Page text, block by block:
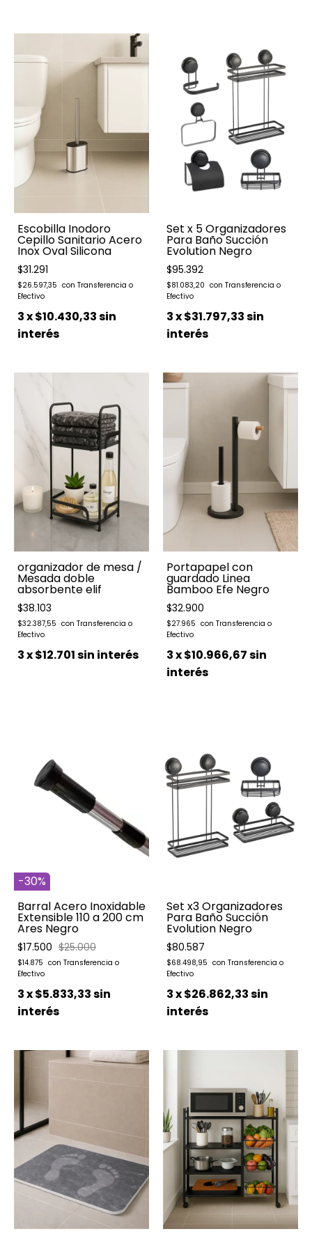
Escobilla Inodoro
Cepillo Sanitario Acero
Inox Oval Silicona
$31.291
$26.597,35
3x$10.430,33sin
interés
Set x 5 Organizadores
Para Baño Succión
Evolution Negro
$95.392
$81.083,20
3x$31.797,33sin
interés
organizador de mesa /
Mesada doble
absorbente elif
$38.103
$32.387,55
3x$12.701sin interés
Portapapel con
guardado Linea
Bamboo Efe Negro
$32.900
$27.965
3x$10.966,67sin
interés
-30%
Barral Acero Inoxidable
Extensible 110 a 200 cm
Ares Negro
$17.500 $25.000
$14.875
3x$5.833,33sin
interés
Set x3 Organizadores
Para Baño Succión
Evolution Negro
$80.587
$68.498,95
3x$26.862,33sin
interés